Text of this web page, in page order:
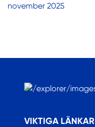
november 2025
VIKTIGA LÄNKAR